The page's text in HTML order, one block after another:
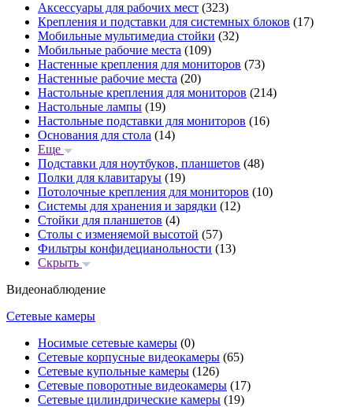
Аксессуары для рабочих мест (323)
Крепления и подставки для системных блоков (17)
Мобильные мультимедиа стойки (32)
Мобильные рабочие места (109)
Настенные крепления для мониторов (73)
Настенные рабочие места (20)
Настольные крепления для мониторов (214)
Настольные лампы (19)
Настольные подставки для мониторов (16)
Основания для стола (14)
Еще
Подставки для ноутбуков, планшетов (48)
Полки для клавитаруы (19)
Потолочные крепления для мониторов (10)
Системы для хранения и зарядки (12)
Стойки для планшетов (4)
Столы с изменяемой высотой (57)
Фильтры конфидецианольности (13)
Скрыть
Видеонаблюдение
Сетевые камеры
Носимые сетевые камеры (0)
Сетевые корпусные видеокамеры (65)
Сетевые купольные камеры (126)
Сетевые поворотные видеокамеры (17)
Сетевые цилиндрические камеры (19)